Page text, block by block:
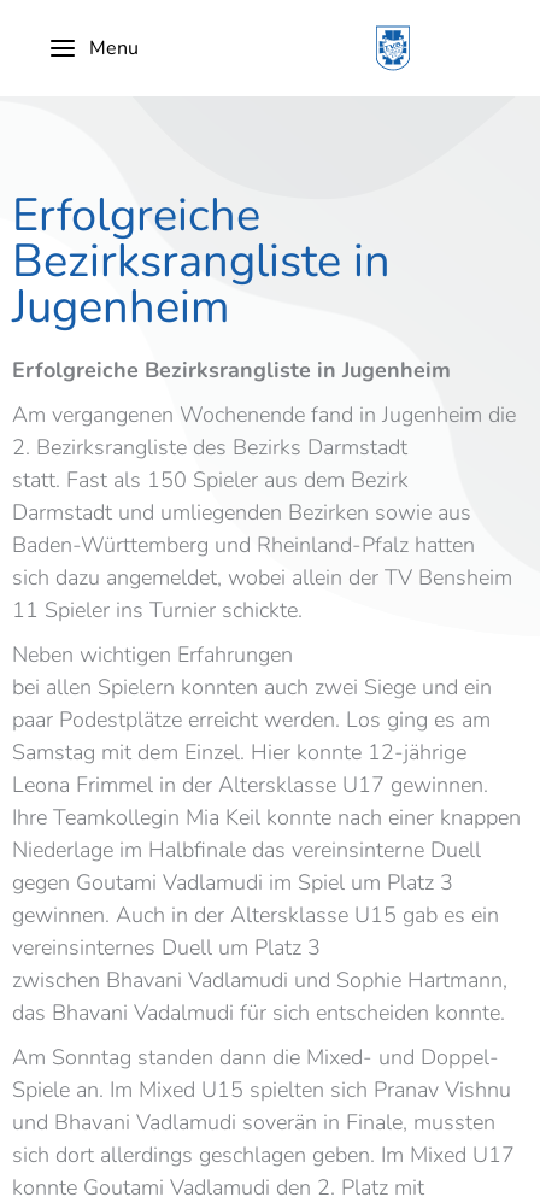
Menu
Erfolgreiche
Bezirksrangliste in
Jugenheim
Erfolgreiche Bezirksrangliste in Jugenheim
Am vergangenen Wochenende fand in Jugenheim die
2. Bezirksrangliste des Bezirks Darmstadt
statt. Fast als 150 Spieler aus dem Bezirk
Darmstadt und umliegenden Bezirken sowie aus
Baden-Württemberg und Rheinland-Pfalz hatten
sich dazu angemeldet, wobei allein der TV Bensheim
11 Spieler ins Turnier schickte.
Neben wichtigen Erfahrungen
bei allen Spielern konnten auch zwei Siege und ein
paar Podestplätze erreicht werden. Los ging es am
Samstag mit dem Einzel. Hier konnte 12-jährige
Leona Frimmel in der Altersklasse U17 gewinnen.
Ihre Teamkollegin Mia Keil konnte nach einer knappen
Niederlage im Halbfinale das vereinsinterne Duell
gegen Goutami Vadlamudi im Spiel um Platz 3
gewinnen. Auch in der Altersklasse U15 gab es ein
vereinsinternes Duell um Platz 3
zwischen Bhavani Vadlamudi und Sophie Hartmann,
das Bhavani Vadalmudi für sich entscheiden konnte.
Am Sonntag standen dann die Mixed- und Doppel-
Spiele an. Im Mixed U15 spielten sich Pranav Vishnu
und Bhavani Vadlamudi soverän in Finale, mussten
sich dort allerdings geschlagen geben. Im Mixed U17
konnte Goutami Vadlamudi den 2. Platz mit